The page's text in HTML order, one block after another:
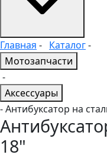
Главная - Каталог-
Мотозапчасти
-
Аксессуары
- Антибуксатор на
18"